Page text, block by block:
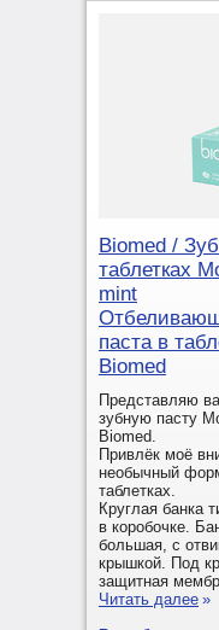
Biomed /
таблетках
mint
паста в
Biomed
Представляю
зубную пасту
Biomed.
Привлёк моё
необычный
таблетках.
Круглая банка
в коробочке.
большая, с
крышкой. Под
защитная
Читать далее »